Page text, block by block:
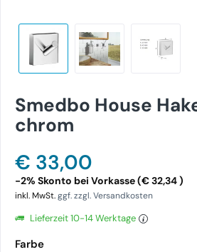
Smedbo House
chrom
€ 33,00
-2% Skonto bei Vorkasse (€ 32,34 )
inkl. MwSt.ggf. zzgl. Versandkosten
Lieferzeit 10-14 Werktage
Farbe